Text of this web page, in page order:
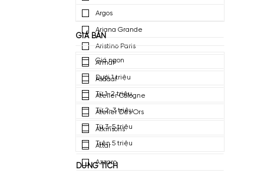
Al Haramain
Alaia Paris
Alexandria Fragrances
Argos
Ariana Grande
Aristino Paris